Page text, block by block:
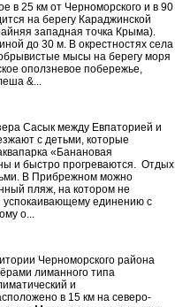
25 км от Черноморского и в 90
на берегу Караджинской
западная точка Крыма).
до 30 м. В окрестностях села
мысы на берегу моря
оползневое побережье,
&...
Сасык между Евпаторией и
с детьми, которые
«Банановая
и быстро прогреваются. Отдых
В Прибрежном можно
пляж, на котором не
единению с
о...
Черноморского района
лиманного типа
и
в 15 км на северо-